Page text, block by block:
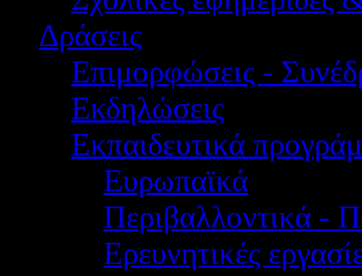
Δράσεις
Επιμορφώσεις -
Εκδηλώσεις
Εκπαιδευτικά
Ευρωπαϊκά
Περιβαλλοντικά -
Ερευνητικές